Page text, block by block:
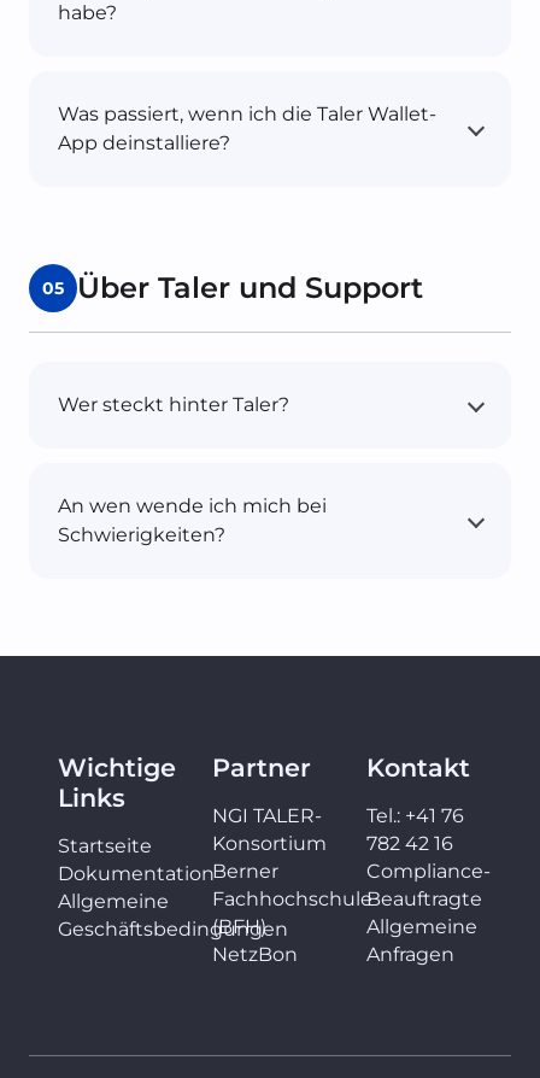
habe?
Was passiert, wenn ich die Taler Wallet-
App deinstalliere?
05 Über Taler und Support
Wer steckt hinter Taler?
An wen wende ich mich bei
Schwierigkeiten?
Wichtige
Links
Startseite
Dokumentation
Allgemeine
Geschäftsbedingungen
Partner
NGI TALER-
Konsortium
Berner
Fachhochschule
(BFH)
NetzBon
Kontakt
Tel.: +41 76
782 42 16
Compliance-
Beauftragte
Allgemeine
Anfragen